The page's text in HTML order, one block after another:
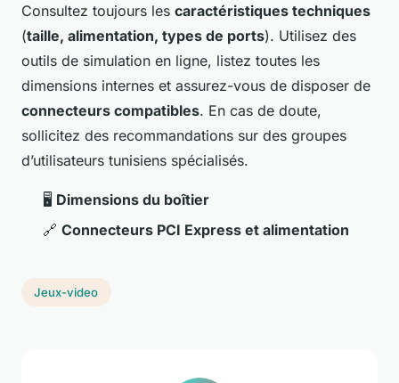
Consultez toujours les caractéristiques techniques
(taille, alimentation, types de ports). Utilisez des
outils de simulation en ligne, listez toutes les
dimensions internes et assurez-vous de disposer de
connecteurs compatibles. En cas de doute,
sollicitez des recommandations sur des groupes
d’utilisateurs tunisiens spécialisés.
🖥️ Dimensions du boîtier
🔗 Connecteurs PCI Express et alimentation
Jeux-video